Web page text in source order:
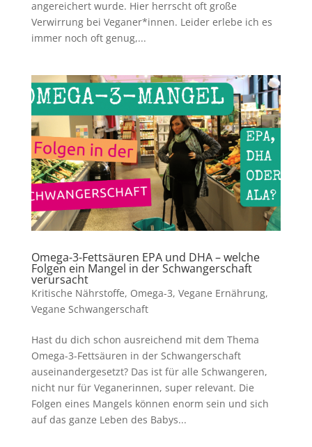
angereichert wurde. Hier herrscht oft große
Verwirrung bei Veganer*innen. Leider erlebe ich es
immer noch oft genug,...
Omega-3-Fettsäuren EPA und DHA – welche
Folgen ein Mangel in der Schwangerschaft
verursacht
Kritische Nährstoffe, Omega-3, Vegane Ernährung,
Vegane Schwangerschaft
Hast du dich schon ausreichend mit dem Thema
Omega-3-Fettsäuren in der Schwangerschaft
auseinandergesetzt? Das ist für alle Schwangeren,
nicht nur für Veganerinnen, super relevant. Die
Folgen eines Mangels können enorm sein und sich
auf das ganze Leben des Babys...